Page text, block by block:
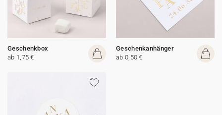
Geschenkbox
ab 1,75 €
Geschenkanhänger
ab 0,50 €